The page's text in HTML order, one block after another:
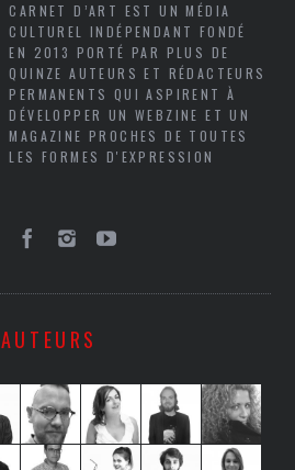
CARNET D’ART EST UN MÉDIA
CULTUREL INDÉPENDANT FONDÉ
EN 2013 PORTÉ PAR PLUS DE
QUINZE AUTEURS ET RÉDACTEURS
PERMANENTS QUI ASPIRENT À
DÉVELOPPER UN WEBZINE ET UN
MAGAZINE PROCHES DE TOUTES
LES FORMES D'EXPRESSION
AUTEURS